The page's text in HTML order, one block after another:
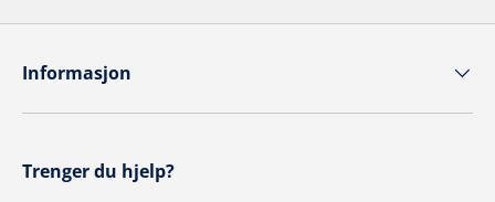
Informasjon
Trenger du hjelp?